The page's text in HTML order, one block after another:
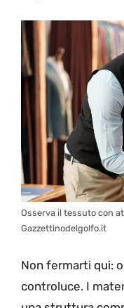
Osserva il tessuto con
Gazzettinodelgolfo.it
Non fermarti qui:
controluce. I